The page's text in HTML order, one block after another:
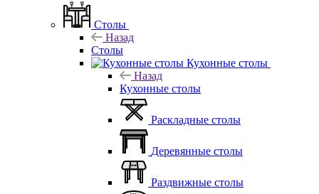
Столы
Назад
Столы
Кухонные столы
Назад
Кухонные столы
Раскладные столы
Деревянные столы
Раздвижные столы